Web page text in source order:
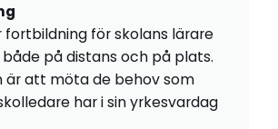
fortbildning för skolans lärare
på distans och på plats.
är att möta de behov som
har i sin yrkesvardag